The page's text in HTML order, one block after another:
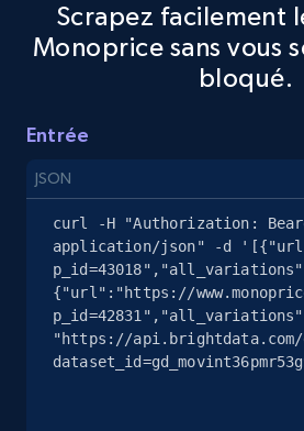
eBay - Gather data on
specified keywords
URL, Product id, Title, Seller
more.
eBay - Collect products from
URL, Product id, Title, Seller
Seller reviews, Breadcrumbs,
Scrapez facilement
Monoprice sans vous
bloqué.
Entrée
JSON
curl -H "Authorization:
application/json" -d
{"url":"https://
"https://api.brightdata.com/